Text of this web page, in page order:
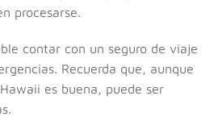
procesarse.
contar con un seguro de viaje
Recuerda que, aunque
es buena, puede ser